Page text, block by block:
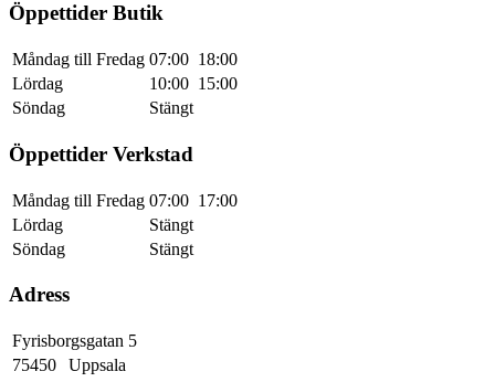
Öppettider Butik
Måndag till Fredag 07:00 18:00
Lördag
10:00 15:00
Söndag
Stängt
Öppettider Verkstad
Måndag till Fredag 07:00 17:00
Lördag
Stängt
Söndag
Stängt
Adress
Fyrisborgsgatan 5
75450
Uppsala